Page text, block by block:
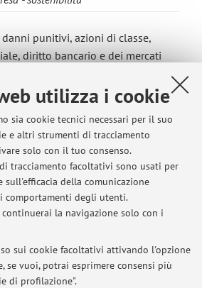
utilizza i cookie
sia cookie tecnici necessari per il suo
e altri strumenti di tracciamento
solo con il tuo consenso.
tracciamento facoltativi sono usati per
sull'efficacia della comunicazione
comportamenti degli utenti.
la navigazione solo con i
sui cookie facoltativi attivando l'opzione
se vuoi, potrai esprimere consensi più
di profilazione".
punitivi, azioni di classe,
diritto bancario e dei mercati
Ultimi avvisi
dei voti ottenuti nelle singole
"Istituzioni di diritto"
(PROGRAMMI E LIBRI DI TESTO,
MINI-CICLO)
dei sistemi di pagamento (Forlì,